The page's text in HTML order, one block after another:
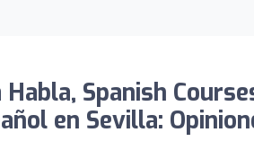
Spanish
en Sevilla: